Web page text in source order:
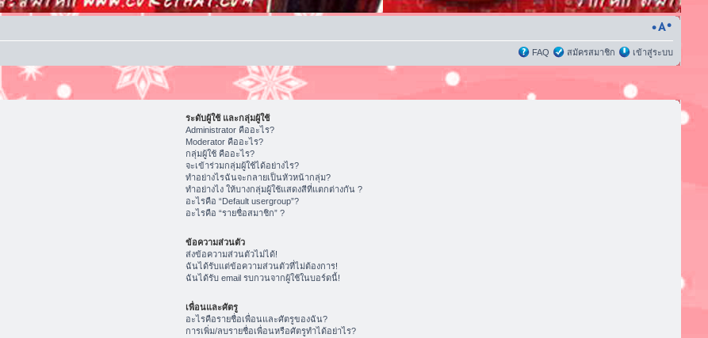
FAQ สมัครสมาชิก เข้าสู่ระบบ
ระดับผู้ใช้ และกลุ่มผู้ใช้
Administrator คืออะไร?
Moderator คืออะไร?
กลุ่มผู้ใช้ คืออะไร?
จะเข้าร่วมกลุ่มผู้ใช้ได้อย่างไร?
ทำอย่างไรฉันจะกลายเป็นหัวหน้ากลุ่ม?
ทำอย่างไง ให้บางกลุ่มผู้ใช้แสดงสีที่แตกต่างกัน ?
อะไรคือ “Default usergroup”?
อะไรคือ “รายชื่อสมาชิก” ?
ข้อความส่วนตัว
ส่งข้อความส่วนตัวไม่ได้!
ฉันได้รับแต่ข้อความส่วนตัวที่ไม่ต้องการ!
ฉันได้รับ email รบกวนจากผู้ใช้ในบอร์ดนี้!
เพื่อนและศัตรู
อะไรคือรายชื่อเพื่อนและศัตรูของฉัน?
การเพิ่ม/ลบรายชื่อเพื่อนหรือศัตรูทำได้อย่าไร?